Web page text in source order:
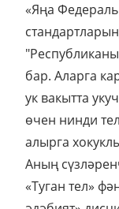
«Яңа
бар. Аларга
ук вакытта
өчен нинди
алырга
Аның
«Туган тел»